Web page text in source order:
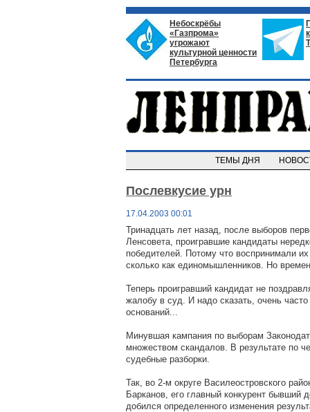
Небоскрёбы
«Газпрома»
угрожают
культурной ценности
Петербурга
ТЕМЫ ДНЯ
Послевкусие урн
17.04.2003 00:01
Тринадцать лет назад, после выборов
Ленсовета, проигравшие кандидаты
победителей. Потому что воспринимали их
сколько как единомышленников. Но
Теперь проигравший кандидат не
жалобу в суд. И надо сказать, очень
оснований...
Минувшая кампания по выборам
множеством скандалов. В результате по
судебные разборки.
Так, во 2-м округе Василеостровского
Барканов, его главный конкурент бывший
добился определенного изменения